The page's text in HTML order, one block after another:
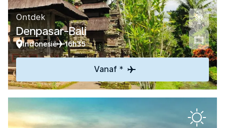
Ontdek
Denpasar-Bali
Indonesië 16h35
Vanaf *